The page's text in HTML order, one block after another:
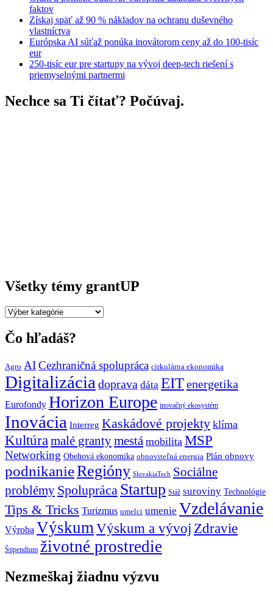
faktov
Získaj späť až 90 % nákladov na ochranu duševného
vlastníctva
Európska AI súťaž ponúka inovátorom ceny až do 100-tisíc
eur
250-tisíc eur pre startupy na vývoj deep-tech riešení s
priemyselnými partnermi
Nechce sa Ti čítať? Počúvaj.
Všetky témy grantUP
Všetky
grantUP
Čo hľadáš?
Agro AICezhraničná spolupráca cirkulárna ekonomika
Digitalizácia doprava dáta EITenergetika
Eurofondy Horizon Europe inovačný ekosystém
Inovácia Interreg Kaskádové projekty klíma
Kultúramalé grantymestá mobilita MSP
Networking Obehová ekonomika obnoviteľná energia Plán obnovy
podnikanieRegióny SlovakiaTech Sociálne
problémy Spolupráca Startup Stáž suroviny Technológie
Tips & Tricks Turizmus umelci umenie Vzdelávanie
Výroba VýskumVýskum a vývoj Zdravie
Štipendium životné prostredie
Nezmeškaj žiadnu výzvu